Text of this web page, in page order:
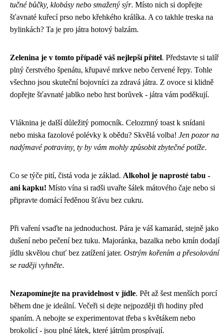
tučné bůčky, klobásy nebo smažený sýr. Místo nich si dopřejte
šťavnaté kuřecí prso nebo křehkého králíka. A co takhle treska na
bylinkách? Ta je pro játra hotový balzám.
Zelenina je v tomto případě váš nejlepší přítel. Představte si talíř
plný čerstvého špenátu, křupavé mrkve nebo červené řepy. Tohle
všechno jsou skuteční bojovníci za zdravá játra. Z ovoce si klidně
dopřejte šťavnaté jablko nebo hrst borůvek - játra vám poděkují.
Vláknina je další důležitý pomocník. Celozrnný toast k snídani
nebo miska fazolové polévky k obědu? Skvělá volba! Jen pozor na
nadýmavé potraviny, ty by vám mohly způsobit zbytečné potíže.
Co se týče pití, čistá voda je základ. Alkohol je naprosté tabu -
ani kapku! Místo vína si radši uvařte šálek mátového čaje nebo si
připravte domácí ředěnou šťávu bez cukru.
Při vaření vsaďte na jednoduchost. Pára je váš kamarád, stejně jako
dušení nebo pečení bez tuku. Majoránka, bazalka nebo kmín dodají
jídlu skvělou chuť bez zatížení jater. Ostrým kořením a přesolování
se raději vyhněte.
Nezapomínejte na pravidelnost v jídle. Pět až šest menších porcí
během dne je ideální. Večeři si dejte nejpozději tři hodiny před
spaním. A nebojte se experimentovat třeba s květákem nebo
brokolicí - jsou plné látek, které játrům prospívají.